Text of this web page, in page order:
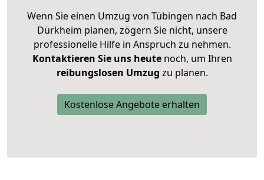
Wenn Sie einen Umzug von Tübingen nach Bad
Dürkheim planen, zögern Sie nicht, unsere
professionelle Hilfe in Anspruch zu nehmen.
Kontaktieren Sie uns heutenoch, um Ihren
reibungslosen Umzug zu planen.
Kostenlose Angebote erhalten